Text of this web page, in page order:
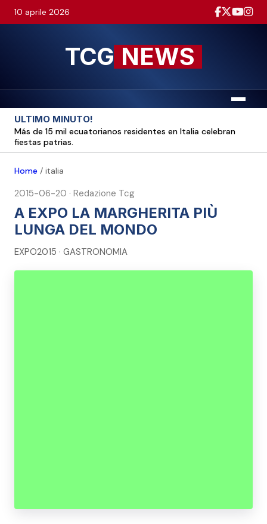
10 aprile 2026
TCG NEWS
Menu
ULTIMO MINUTO!
Más de 15 mil ecuatorianos residentes en Italia celebran
fiestas patrias.
Home / italia
2015-06-20 · Redazione Tcg
A EXPO LA MARGHERITA PIÙ
LUNGA DEL MONDO
EXPO2015 · GASTRONOMIA